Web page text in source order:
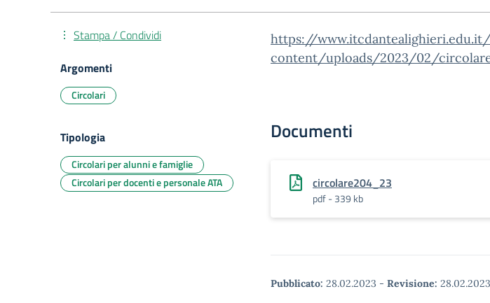
https://
content/uploads/2023/02/
Documenti
circolare204_23
pdf - 339 kb
Pubblicato: 28.02.2023 - Revisione: 28.02.2023
Stampa / Condividi
Argomenti
Circolari
Tipologia
Circolari per alunni e famiglie
Circolari per docenti e personale ATA